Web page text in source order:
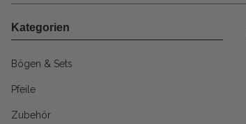
Kategorien
Bögen & Sets
Pfeile
Zubehör